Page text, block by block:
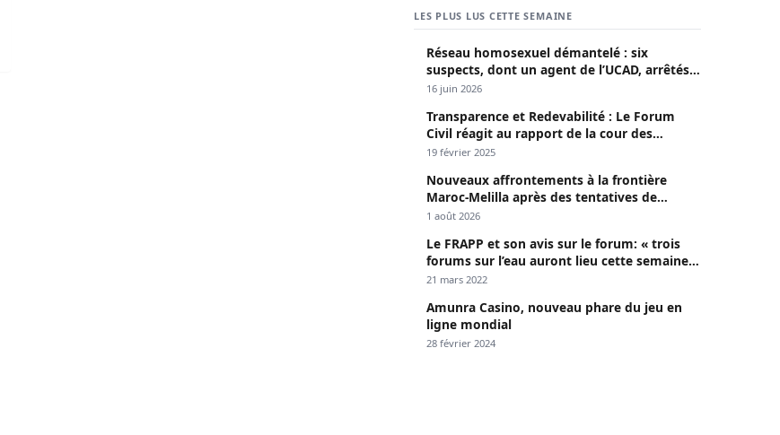
LES PLUS LUS CETTE SEMAINE
Réseau homosexuel démantelé : six
suspects, dont un agent de l’UCAD, arrêtés à
Keur Massar ; l’un avoue avoir propagé le
16 juin 2026
Transparence et Redevabilité : Le Forum
Civil réagit au rapport de la cour des
comptes
19 février 2025
Nouveaux affrontements à la frontière
Maroc-Melilla après des tentatives de
passage
1 août 2026
Le FRAPP et son avis sur le forum: « trois
forums sur l’eau auront lieu cette semaine à
Dakar »
21 mars 2022
Amunra Casino, nouveau phare du jeu en
ligne mondial
28 février 2024